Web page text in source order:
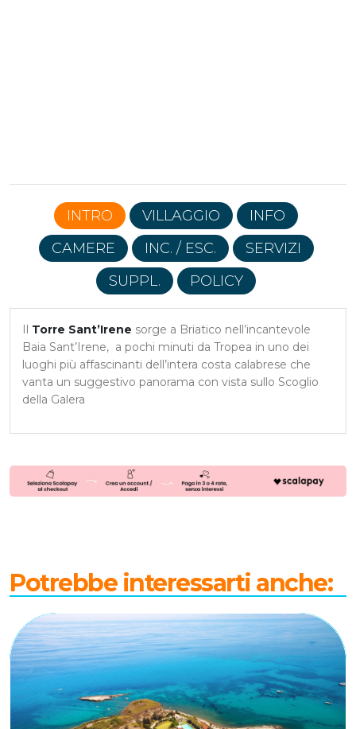
INTRO VILLAGGIO
INFO
CAMERE
INC. / ESC.
SERVIZI
SUPPL.
POLICY
Il Torre Sant’Irene sorge a Briatico nell’incantevole
Baia Sant’Irene, a pochi minuti da Tropea in uno dei
luoghi più affascinanti dell’intera costa calabrese che
vanta un suggestivo panorama con vista sullo Scoglio
della Galera
Potrebbe interessarti anche: